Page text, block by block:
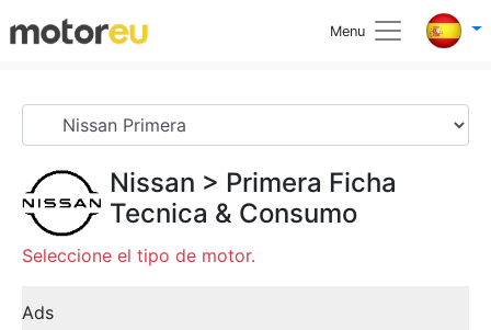
Menu
Nissan > Primera Ficha
Tecnica & Consumo
Seleccione el tipo de motor.
Ads